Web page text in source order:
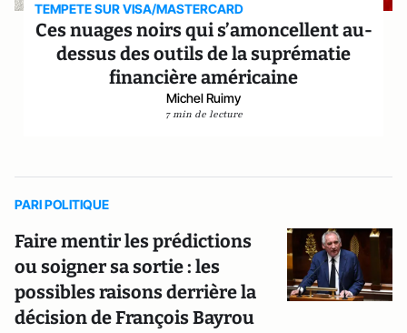
TEMPETE SUR VISA/MASTERCARD
Ces nuages noirs qui s’amoncellent au-
dessus des outils de la suprématie
financière américaine
Michel Ruimy
7 min de lecture
PARI POLITIQUE
Faire mentir les prédictions
ou soigner sa sortie : les
possibles raisons derrière la
décision de François Bayrou